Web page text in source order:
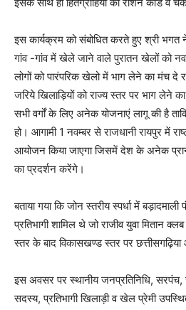
इस कार्यक्रम को संबोधित करते हुए श्री भगत
गांव -गांव में खेले जाने वाले पुरातन खेलों को
लोगों को पारंपरिक खेलो में भाग लेने का मंच दे
जरिये खिलाड़ियों को राज्य स्तर पर भाग लेने
सभी वर्गों के लिए अनेक योजनाएं लागू की है
हो। आगामी 1 नवम्बर से राजधानी रायपुर में
आयोजन किया जाएगा जिसमें देश के अनेक
का प्रदर्शन करेंगे।
बताया गया कि जोन स्तरीय स्पर्धा में
प्रतिभागी शामिल थे जो राजीव युवा मितान
स्तर के बाद विकासखण्ड स्तर पर
इस अवसर पर स्थानीय जनप्रतिनिधि, सरपंच,
सदस्य, प्रतिभागी खिलाड़ी व खेल प्रेमी